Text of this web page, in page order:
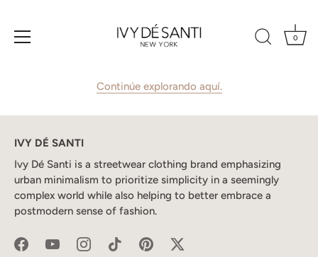
contenido
0
Carrito de compra
Continúe explorando aquí.
IVY DÉ SANTI
Ivy Dé Santi is a streetwear clothing brand emphasizing
urban minimalism to prioritize simplicity in a seemingly
complex world while also helping to better embrace a
postmodern sense of fashion.